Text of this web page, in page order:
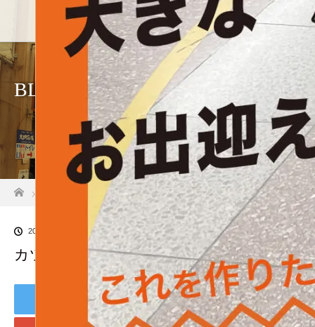
BLOG
カツオブジェクラファン観光協会_0
2024.03.7
カツオブジェクラファン観光協会_0
Tweet Share